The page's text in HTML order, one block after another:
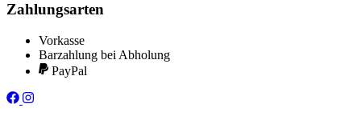
Zahlungsarten
Vorkasse
Barzahlung bei Abholung
PayPal